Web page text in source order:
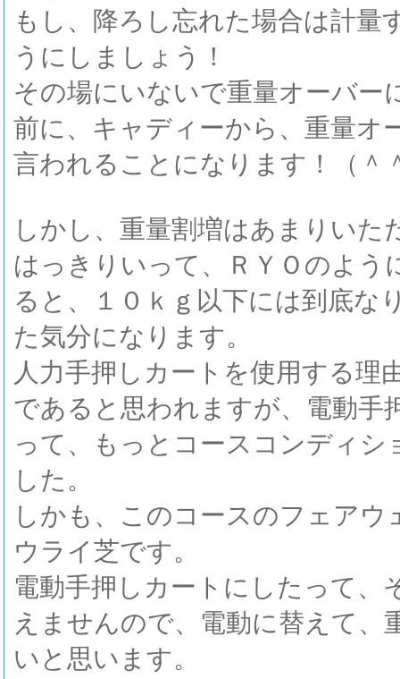
もし、降ろし忘れた場合は計量
うにしましょう！
その場にいないで重量オーバー
前に、キャディーから、重量オ
言われることになります！（＾
しかし、重量割増はあまりいた
はっきりいって、ＲＹＯのよう
ると、１０ｋｇ以下には到底な
た気分になります。
人力手押しカートを使用する理
であると思われますが、電動手
って、もっとコースコンディ
した。
しかも、このコースのフェア
ウライ芝です。
電動手押しカートにしたって、
えませんので、電動に替えて、
いと思います。